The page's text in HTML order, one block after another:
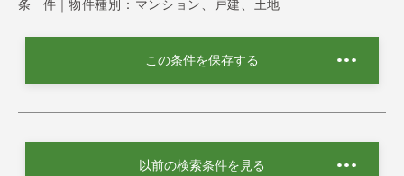
条 件｜ 物件種別：マンション、戸建、土地
この条件を保存する
以前の検索条件を見る